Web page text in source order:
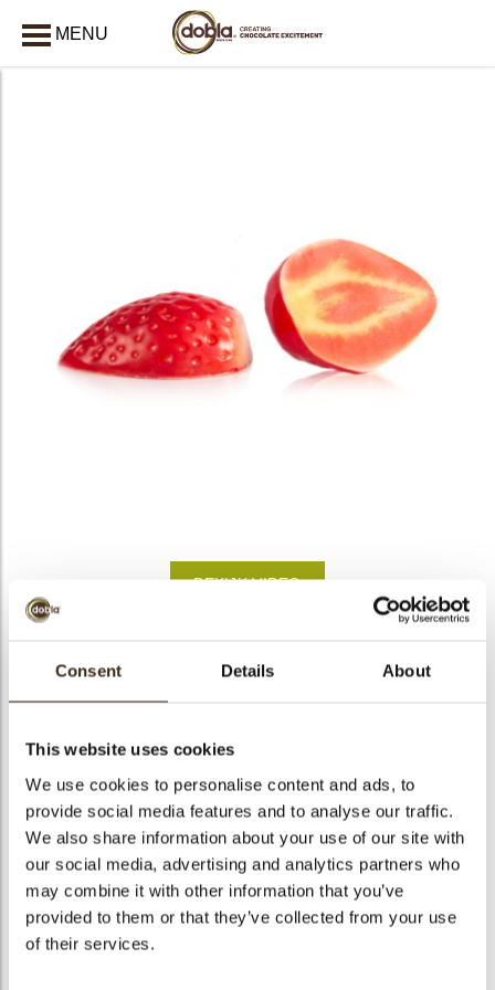
Consent Details About
This website uses cookies
We use cookies to personalise content and ads, to
provide social media features and to analyse our traffic.
We also share information about your use of our site with
our social media, advertising and analytics partners who
may combine it with other information that you’ve
provided to them or that they’ve collected from your use
of their services.
MENU
Chocolate strawberry
Netto gewicht
Bruto gewicht
0.395 kg
Aantal stuks
36
Vorm
Overig
Beschikbaarheid
Het hele jaar verkrijgbaar
Afmetingen
D=36 H=19 MM
Kleur
BEKIJK VIDEO